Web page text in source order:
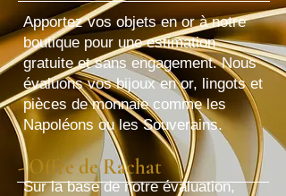
Apportez vos objets en or à notre
boutique pour une estimation
gratuite et sans engagement. Nous
évaluons vos bijoux en or, lingots et
pièces de monnaie comme les
Napoléons ou les Souverains.
Sur la base de notre évaluation,
- Offre de Rachat